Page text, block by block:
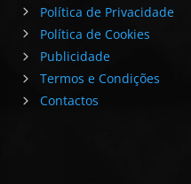
Política de Privacidade
Política de Cookies
Publicidade
Termos e Condições
Contactos